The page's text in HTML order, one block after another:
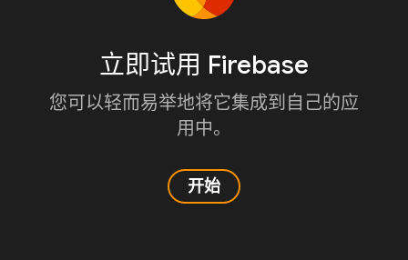
立即试用 Firebase
您可以轻而易举地将它集成到自己的应
用中。
开始